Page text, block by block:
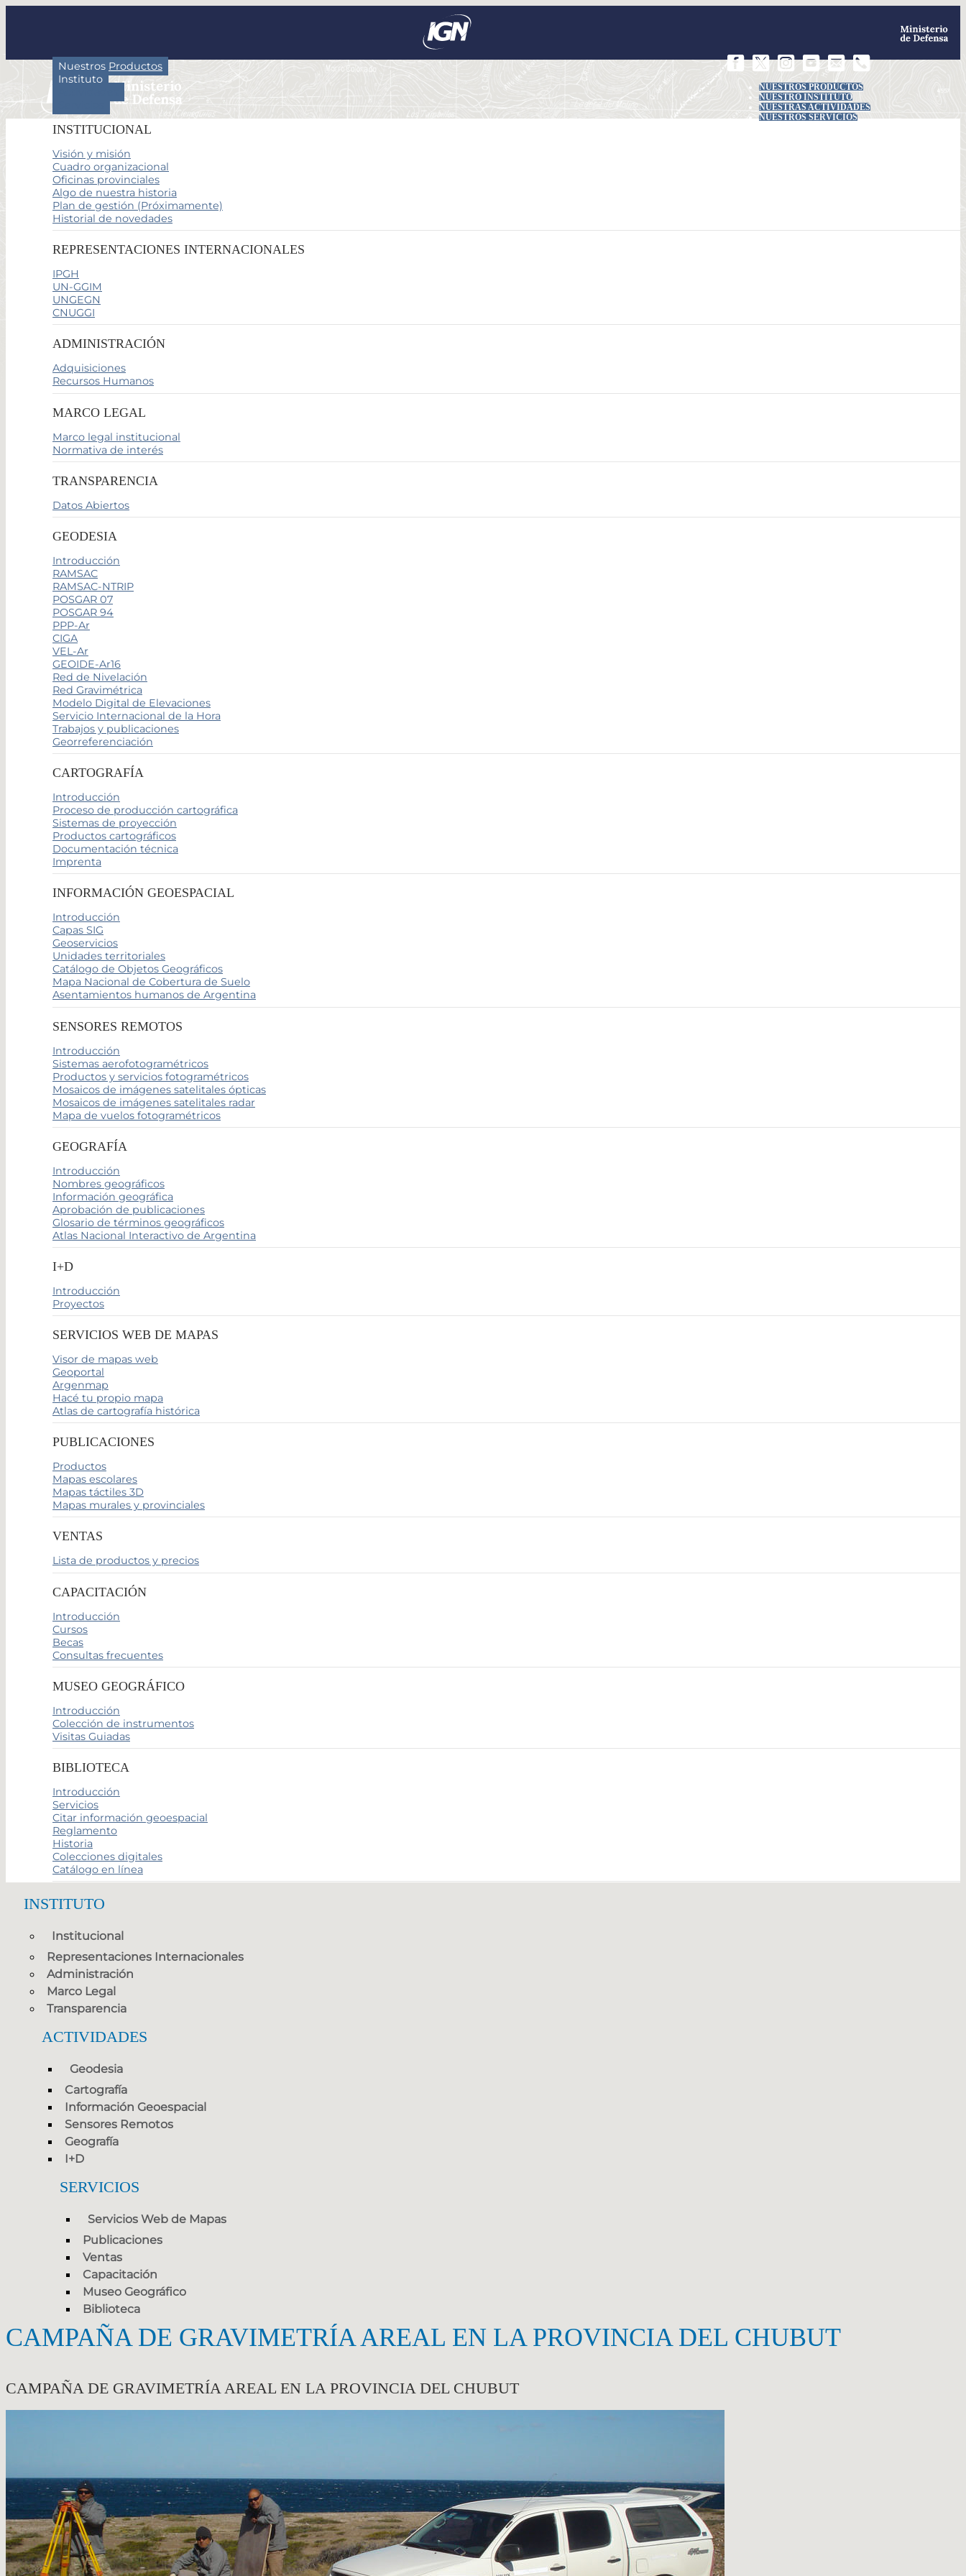
NUESTROS PRODUCTOS
NUESTRO INSTITUTO
NUESTRAS ACTIVIDADES
NUESTROS SERVICIOS
Nuestros Productos
Instituto
INSTITUCIONAL
Visión y misión
Cuadro organizacional
Oficinas provinciales
Algo de nuestra historia
Plan de gestión (Próximamente)
Historial de novedades
REPRESENTACIONES INTERNACIONALES
IPGH
UN-GGIM
UNGEGN
CNUGGI
ADMINISTRACIÓN
Adquisiciones
Recursos Humanos
MARCO LEGAL
Marco legal institucional
Normativa de interés
TRANSPARENCIA
Datos Abiertos
GEODESIA
Introducción
RAMSAC
RAMSAC-NTRIP
POSGAR 07
POSGAR 94
PPP-Ar
CIGA
VEL-Ar
GEOIDE-Ar16
Red de Nivelación
Red Gravimétrica
Modelo Digital de Elevaciones
Servicio Internacional de la Hora
Trabajos y publicaciones
Georreferenciación
CARTOGRAFÍA
Introducción
Proceso de producción cartográfica
Sistemas de proyección
Productos cartográficos
Documentación técnica
Imprenta
INFORMACIÓN GEOESPACIAL
Introducción
Capas SIG
Geoservicios
Unidades territoriales
Catálogo de Objetos Geográficos
Mapa Nacional de Cobertura de Suelo
Asentamientos humanos de Argentina
SENSORES REMOTOS
Introducción
Sistemas aerofotogramétricos
Productos y servicios fotogramétricos
Mosaicos de imágenes satelitales ópticas
Mosaicos de imágenes satelitales radar
Mapa de vuelos fotogramétricos
GEOGRAFÍA
Introducción
Nombres geográficos
Información geográfica
Aprobación de publicaciones
Glosario de términos geográficos
Atlas Nacional Interactivo de Argentina
I+D
Introducción
Proyectos
SERVICIOS WEB DE MAPAS
Visor de mapas web
Geoportal
Argenmap
Hacé tu propio mapa
Atlas de cartografía histórica
PUBLICACIONES
Productos
Mapas escolares
Mapas táctiles 3D
Mapas murales y provinciales
VENTAS
Lista de productos y precios
CAPACITACIÓN
Introducción
Cursos
Becas
Consultas frecuentes
MUSEO GEOGRÁFICO
Introducción
Colección de instrumentos
Visitas Guiadas
BIBLIOTECA
Introducción
Servicios
Citar información geoespacial
Reglamento
Historia
Colecciones digitales
Catálogo en línea
INSTITUTO
Institucional
Representaciones Internacionales
Administración
Marco Legal
Transparencia
ACTIVIDADES
Geodesia
Cartografía
Información Geoespacial
Sensores Remotos
Geografía
I+D
SERVICIOS
Servicios Web de Mapas
Publicaciones
Ventas
Capacitación
Museo Geográfico
Biblioteca
CAMPAÑA DE GRAVIMETRÍA AREAL EN LA PROVINCIA DEL CHUBUT
CAMPAÑA DE GRAVIMETRÍA AREAL EN LA PROVINCIA DEL CHUBUT